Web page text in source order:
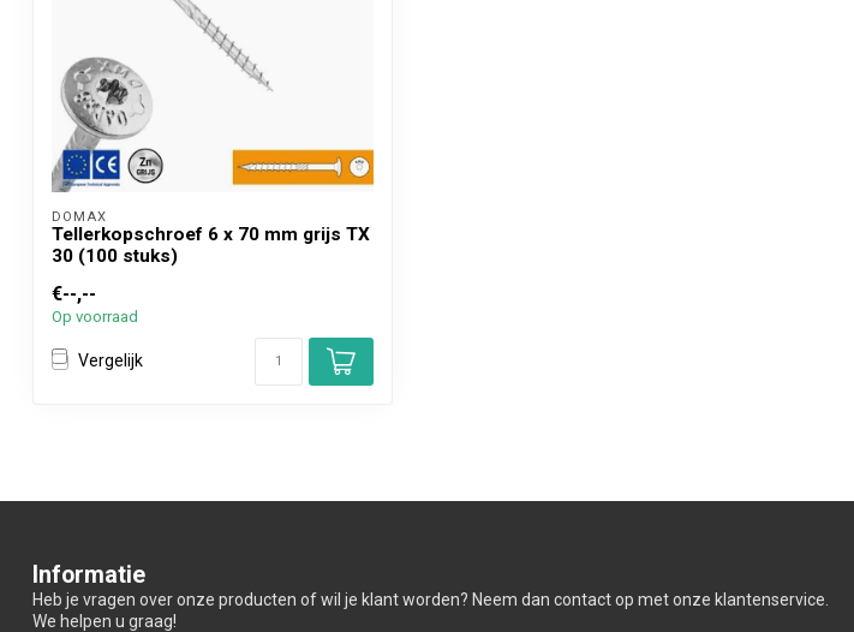
DOMAX
Tellerkopschroef 6 x 70 mm grijs TX
30 (100 stuks)
€--,--
Op voorraad
Vergelijk
Informatie
Heb je vragen over onze producten of wil je klant worden? Neem dan contact op met onze klantenservice.
We helpen u graag!